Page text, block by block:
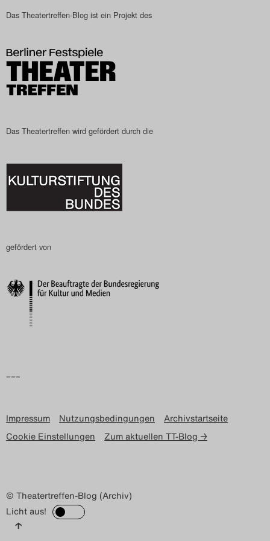
Das Theatertreffen-Blog
Das Theatertreffen-Blog
Das Theatertreffen-Blog
Das Theatertreffen-Blog
Archiv
Search
Das Theatertreffen-Blog ist ein Projekt des
Das Theatertreffen wird gefördert durch die
gefördert von
–––
Impressum Nutzungsbedingungen
Archivstartseite
Cookie Einstellungen
Zum aktuellen TT-Blog →
© Theatertreffen-Blog (Archiv)
Licht aus!
↑